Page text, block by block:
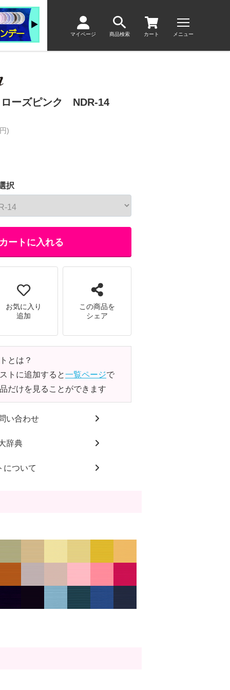
マイページ 商品検索 カート メニュー
ーズピンク NDR-14
)
択
ートに入れる
お気に入り
追加
この商品を
シェア
とは？
トに追加すると一覧ページで
だけを見ることができます
い合わせ
辞典
について